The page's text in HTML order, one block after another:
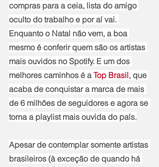
compras para a ceia, lista do amigo
oculto do trabalho e por aí vai.
Enquanto o Natal não vem, a boa
mesmo é conferir quem são os artistas
mais ouvidos no Spotify. E um dos
melhores caminhos é a Top Brasil, que
acaba de conquistar a marca de mais
de 6 milhões de seguidores e agora se
torna a playlist mais ouvida do país.
Apesar de contemplar somente artistas
brasileiros (à exceção de quando há